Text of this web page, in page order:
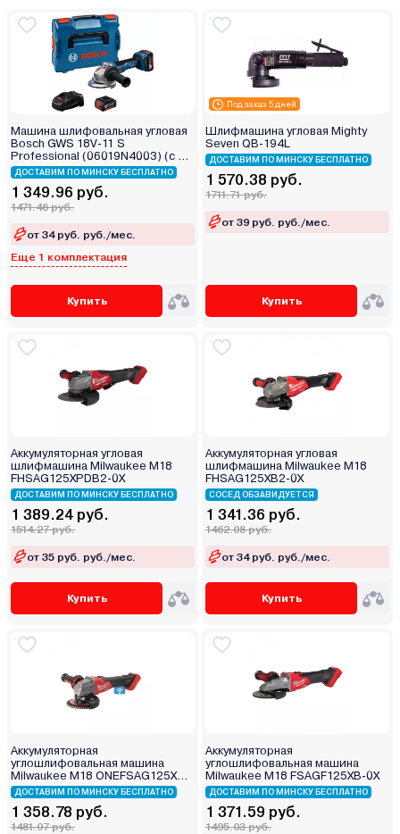
Машина шлифовальная угловая
Bosch GWS 18V-11 S
Professional (06019N4003) (с 1-
м АКБ, кейс)
ДОСТАВИМ ПО МИНСКУ БЕСПЛАТНО
1 349.96 руб.
1471.46 руб.
от 34 руб. руб./мес.
Еще 1 комплектация
Купить
Под заказ 5 дней
Шлифмашина угловая Mighty
Seven QB-194L
ДОСТАВИМ ПО МИНСКУ БЕСПЛАТНО
1 570.38 руб.
1711.71 руб.
от 39 руб. руб./мес.
Купить
Аккумуляторная угловая
шлифмашина Milwaukee M18
FHSAG125XPDB2-0X
ДОСТАВИМ ПО МИНСКУ БЕСПЛАТНО
1 389.24 руб.
1514.27 руб.
от 35 руб. руб./мес.
Купить
Аккумуляторная угловая
шлифмашина Milwaukee M18
FHSAG125XB2-0X
СОСЕД ОБЗАВИДУЕТСЯ
1 341.36 руб.
1462.08 руб.
от 34 руб. руб./мес.
Купить
Аккумуляторная
углошлифовальная машина
Milwaukee M18 ONEFSAG125XB-
0X FUEL
ДОСТАВИМ ПО МИНСКУ БЕСПЛАТНО
1 358.78 руб.
1481.07 руб.
Аккумуляторная
углошлифовальная машина
Milwaukee M18 FSAGF125XB-0X
ДОСТАВИМ ПО МИНСКУ БЕСПЛАТНО
1 371.59 руб.
1495.03 руб.